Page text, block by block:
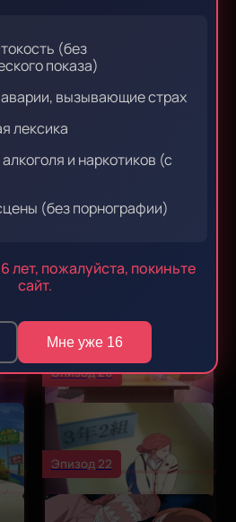
(без
показа)
вызывающие страх
лексика
и наркотиков (с
(без порнографии)
лет, пожалуйста, покиньте
сайт.
Мне уже 16
Эпизод 14
Эпизод 18
Эпизод 20
Эпизод 22